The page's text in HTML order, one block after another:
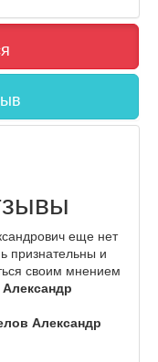
еще нет
признательны и
своим мнением
Александр